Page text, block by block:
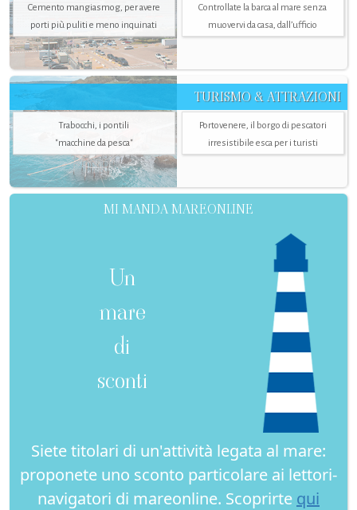
Cemento mangiasmog, per avere
porti più puliti e meno inquinati
Controllate la barca al mare senza
muovervi da casa, dall’ufficio
TURISMO & ATTRAZIONI
Trabocchi, i pontili
"macchine da pesca"
Portovenere, il borgo di pescatori
irresistibile esca per i turisti
MI MANDA MAREONLINE
Un
mare
di
sconti
Siete titolari di un'attività legata al mare:
proponete uno sconto particolare ai lettori-
navigatori di mareonline. Scoprirte qui